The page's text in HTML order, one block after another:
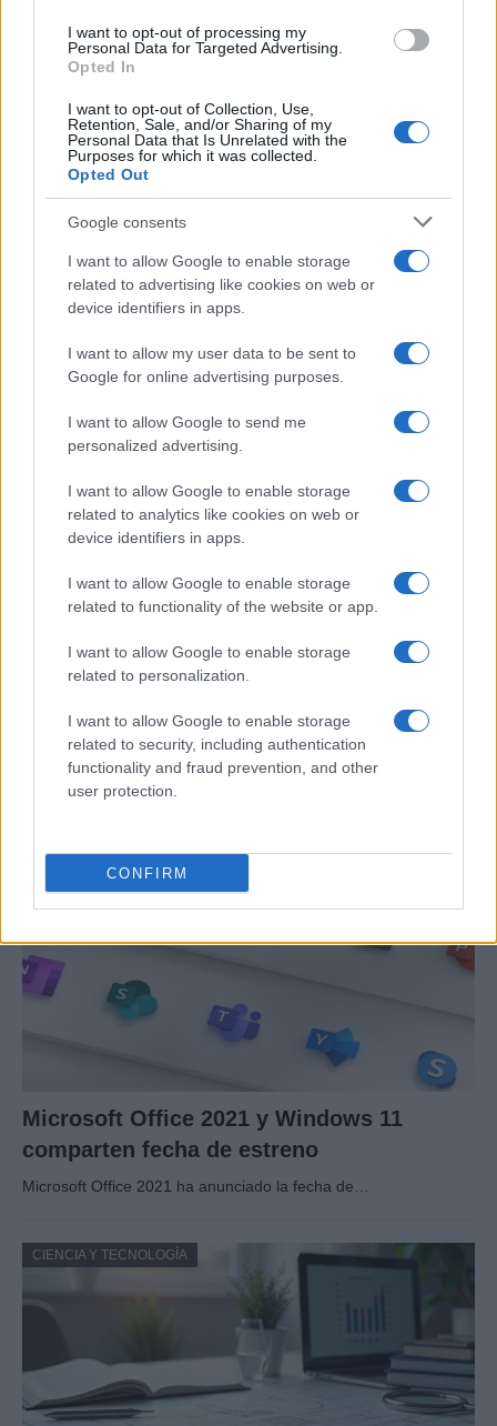
I want to opt-out of processing my
Personal Data for Targeted Advertising.
Opted In
I want to opt-out of Collection, Use,
Retention, Sale, and/or Sharing of my
Personal Data that Is Unrelated with the
Purposes for which it was collected.
Opted Out
Google consents
I want to allow Google to enable storage
related to advertising like cookies on web or
device identifiers in apps.
I want to allow my user data to be sent to
Google for online advertising purposes.
I want to allow Google to send me
personalized advertising.
I want to allow Google to enable storage
related to analytics like cookies on web or
device identifiers in apps.
I want to allow Google to enable storage
related to functionality of the website or app.
I want to allow Google to enable storage
related to personalization.
I want to allow Google to enable storage
related to security, including authentication
functionality and fraud prevention, and other
user protection.
CONFIRM
CIENCIA Y TECNOLOGÍA
Un hombre compra el primer mensaje
SMS de la historia por 107.000 euros
Un canadiense compra el primer mensaje de texto…
CIENCIA Y TECNOLOGÍA
Preview: Marvel Super Hero Squad, más
superhéroes para Nintendo Wii
Los fans de Nintendo Wii y los superhéroes…
Microsoft Office 2021 y Windows 11
comparten fecha de estreno
Microsoft Office 2021 ha anunciado la fecha de…
CIENCIA Y TECNOLOGÍA